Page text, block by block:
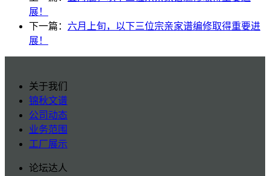
展！
下一篇： 六月上旬，以下三位宗亲家谱编修取得重要进
展！
关于我们
锦秋文谱
公司动态
业务范围
工厂展示
论坛达人